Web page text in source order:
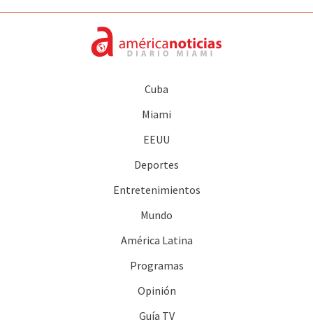
Cuba
Miami
EEUU
Deportes
Entretenimientos
Mundo
América Latina
Programas
Opinión
Guía TV